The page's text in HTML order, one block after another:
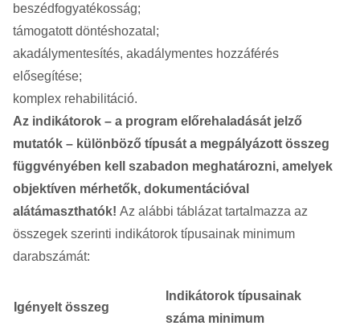
beszédfogyatékosság;
támogatott döntéshozatal;
akadálymentesítés, akadálymentes hozzáférés
elősegítése;
komplex rehabilitáció.
Az indikátorok – a program előrehaladását jelző
mutatók – különböző típusát a megpályázott összeg
függvényében kell szabadon meghatározni, amelyek
objektíven mérhetők, dokumentációval
alátámaszthatók! Az alábbi táblázat tartalmazza az
összegek szerinti indikátorok típusainak minimum
darabszámát:
Igényelt összeg
Indikátorok típusainak
száma minimum